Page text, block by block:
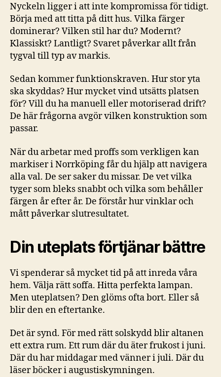
Nyckeln ligger i att inte kompromissa för tidigt.
Börja med att titta på ditt hus. Vilka färger
dominerar? Vilken stil har du? Modernt?
Klassiskt? Lantligt? Svaret påverkar allt från
tygval till typ av markis.
Sedan kommer funktionskraven. Hur stor yta
ska skyddas? Hur mycket vind utsätts platsen
för? Vill du ha manuell eller motoriserad drift?
De här frågorna avgör vilken konstruktion som
passar.
När du arbetar med proffs som verkligen kan
markiser i Norrköping får du hjälp att navigera
alla val. De ser saker du missar. De vet vilka
tyger som bleks snabbt och vilka som behåller
färgen år efter år. De förstår hur vinklar och
mått påverkar slutresultatet.
Din uteplats förtjänar bättre
Vi spenderar så mycket tid på att inreda våra
hem. Välja rätt soffa. Hitta perfekta lampan.
Men uteplatsen? Den glöms ofta bort. Eller så
blir den en eftertanke.
Det är synd. För med rätt solskydd blir altanen
ett extra rum. Ett rum där du äter frukost i juni.
Där du har middagar med vänner i juli. Där du
läser böcker i augustiskymningen.